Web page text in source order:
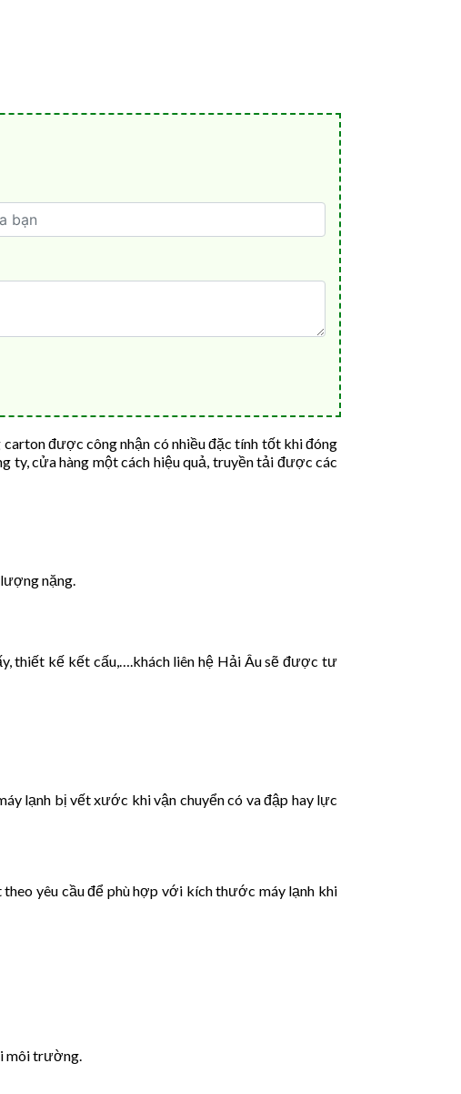
được công nhận có nhiều đặc tính tốt khi đóng
ty, cửa hàng một cách hiệu quả, truyền tải được các
nặng.
thiết kế kết cấu,….khách liên hệ Hải Âu sẽ được tư
lạnh bị vết xước khi vận chuyển có va đập hay lực
yêu cầu để phù hợp với kích thước máy lạnh khi
môi trường.